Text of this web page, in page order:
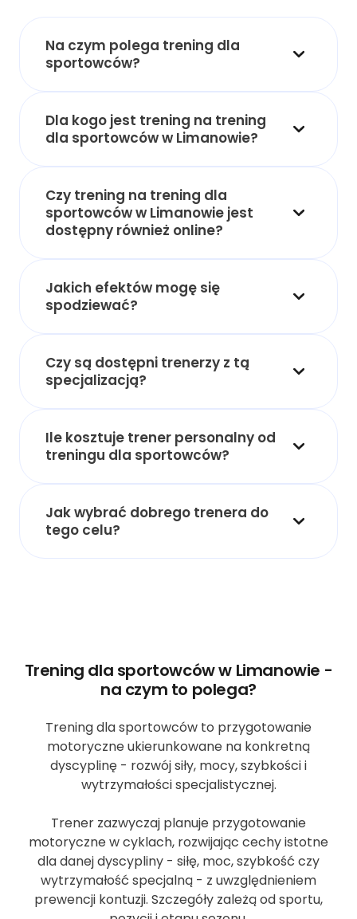
Na czym polega trening dla
sportowców?
Dla kogo jest trening na trening
dla sportowców w Limanowie?
Czy trening na trening dla
sportowców w Limanowie jest
dostępny również online?
Jakich efektów mogę się
spodziewać?
Czy są dostępni trenerzy z tą
specjalizacją?
Ile kosztuje trener personalny od
treningu dla sportowców?
Jak wybrać dobrego trenera do
tego celu?
Trening dla sportowców w Limanowie -
na czym to polega?
Trening dla sportowców to przygotowanie
motoryczne ukierunkowane na konkretną
dyscyplinę - rozwój siły, mocy, szybkości i
wytrzymałości specjalistycznej.
Trener zazwyczaj planuje przygotowanie
motoryczne w cyklach, rozwijając cechy istotne
dla danej dyscypliny - siłę, moc, szybkość czy
wytrzymałość specjalną - z uwzględnieniem
prewencji kontuzji. Szczegóły zależą od sportu,